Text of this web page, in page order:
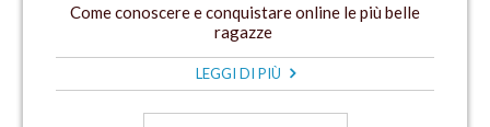
Come conoscere e conquistare online le più belle
ragazze
LEGGI DI PIÙ